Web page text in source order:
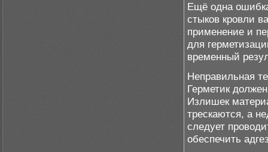
Ещё одна
стыков кровли
применение и
для
временный
Неправильная
Герметик
Излишек
трескаются, а
следует
обеспечить